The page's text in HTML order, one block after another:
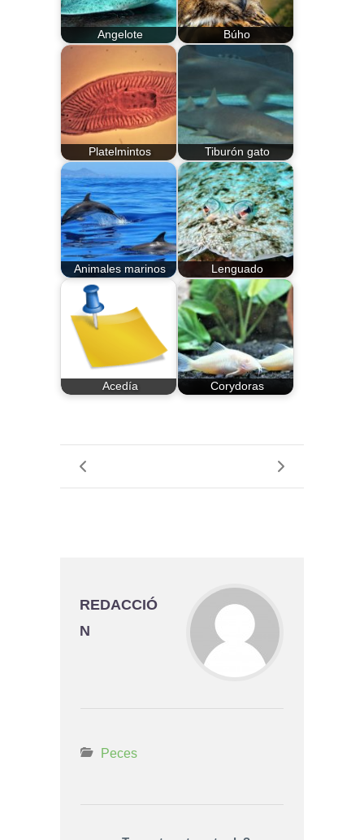
Angelote Búho
Platelmintos Tiburón gato
Animales marinos Lenguado
Acedía Corydoras
REDACCIÓ
N
Peces